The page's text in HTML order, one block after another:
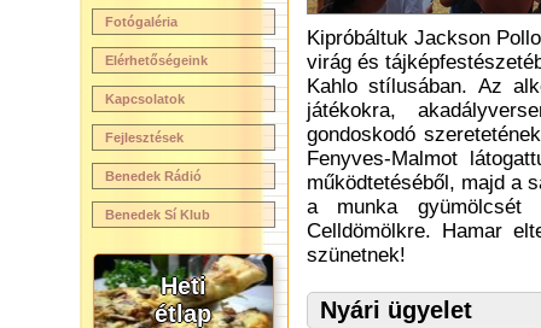
Fotógaléria
Elérhetőségeink
Kapcsolatok
Fejlesztések
Benedek Rádió
Benedek Sí Klub
Heti
étlap
Kipróbáltuk Jackson
virág és
Kahlo stílusában. Az
játékokra,
gondoskodó
Fenyves-Malmot
működtetéséből, majd a
a munka
Celldömölkre. Hamar
szünetnek!
Nyári ügyelet